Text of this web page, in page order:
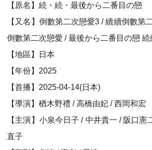
【原名】続・続・最後から二番目の戀
【又名】倒數第二次戀愛3 / 續續倒數第
倒數第二次戀愛 / 最後から二番目の戀 続
【地區】日本
【年份】2025
【首播】2025-04-14(日本)
【導演】楢木野禮 / 高橋由妃 / 西岡和宏
【主演】小泉今日子 / 中井貴一 / 阪口憲
直子